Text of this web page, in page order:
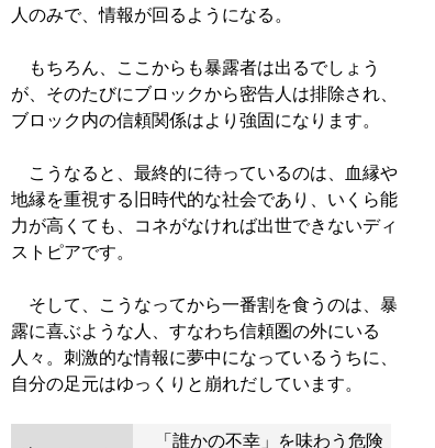
人のみで、情報が回るようになる。
もちろん、ここからも暴露者は出るでしょう
が、そのたびにブロックから密告人は排除され、
ブロック内の信頼関係はより強固になります。
こうなると、最終的に待っているのは、血縁や
地縁を重視する旧時代的な社会であり、いくら能
力が高くても、コネがなければ出世できないディ
ストピアです。
そして、こうなってから一番割を食うのは、暴
露に喜ぶような人、すなわち信頼圏の外にいる
人々。刺激的な情報に夢中になっているうちに、
自分の足元はゆっくりと崩れだしています。
「誰かの不幸」を味わう危険